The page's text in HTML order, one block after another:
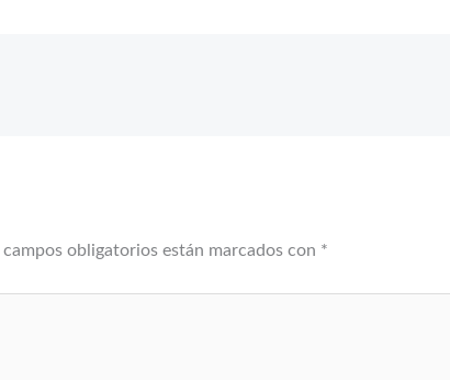
campos obligatorios están marcados con *